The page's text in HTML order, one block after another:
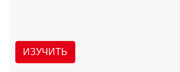
ИЗУЧИТЬ